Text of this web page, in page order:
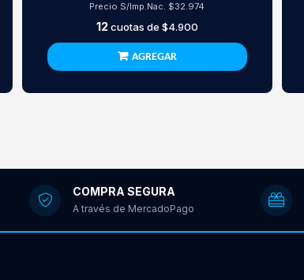
Precio S/Imp.Nac. $32.974
12cuotas de $4.900
AGREGAR
COMPRA SEGURA
A través de MercadoPago